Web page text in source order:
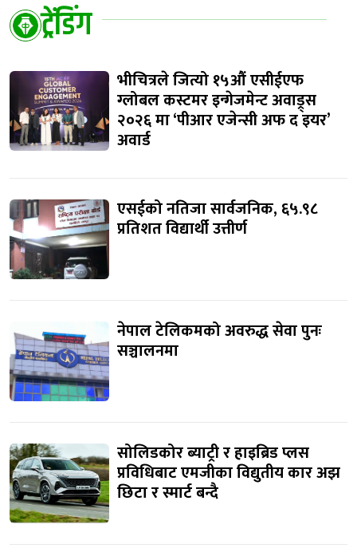
ट्रेंडिंग
भीचित्रले जित्यो १५औं एसीईएफ
ग्लोबल कस्टमर इन्गेजमेन्ट अवाड्र्स
२०२६ मा ‘पीआर एजेन्सी अफ द इयर’
अवार्ड
एसईको नतिजा सार्वजनिक, ६५.९८
प्रतिशत विद्यार्थी उत्तीर्ण
नेपाल टेलिकमको अवरुद्ध सेवा पुनः
सञ्चालनमा
सोलिडकोर ब्याट्री र हाइब्रिड प्लस
प्रविधिबाट एमजीका विद्युतीय कार अझ
छिटा र स्मार्ट बन्दै